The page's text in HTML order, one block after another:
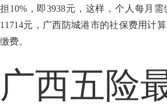
担10%，即3938元，这样，个人每月
11714元，广西防城港市的社保费用计
缴费。
广西五险